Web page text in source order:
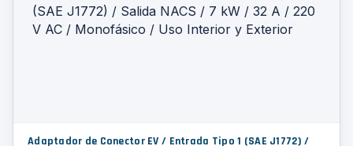
Adaptador de Conector EV / Entrada Tipo 1 (SAE J1772) /